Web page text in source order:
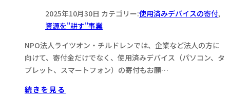
2025年10月30日 カテゴリー:使用済みデバイスの寄付,
資源を"耕す"事業
NPO法人ライツオン・チルドレンでは、企業など法人の方に
向けて、寄付金だけでなく、使用済みデバイス（パソコン、タ
ブレット、スマートフォン）の寄付もお願…
続きを見る